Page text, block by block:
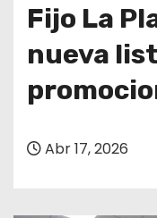
Fijo La
nueva
Abr 17, 2026